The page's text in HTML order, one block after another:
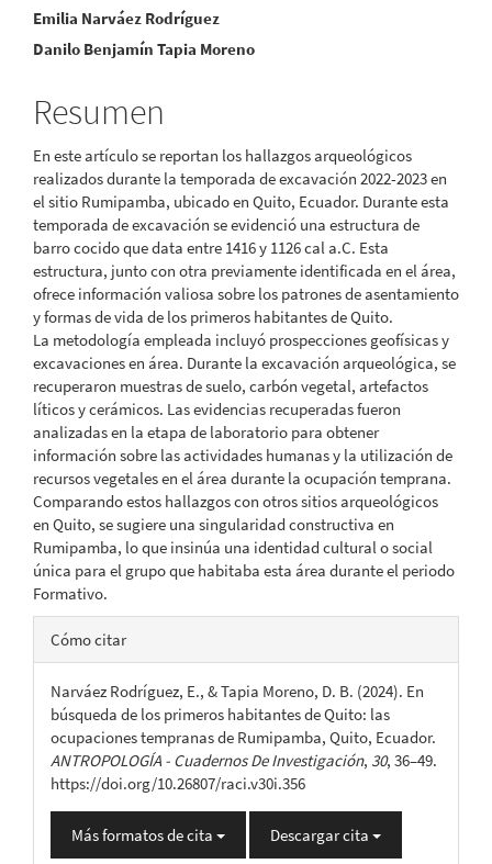
Contenido
principal
del
artículo
Emilia Narváez Rodríguez
Danilo Benjamín Tapia Moreno
Resumen
En este artículo se reportan los hallazgos arqueológicos
realizados durante la temporada de excavación 2022-2023 en
el sitio Rumipamba, ubicado en Quito, Ecuador. Durante esta
temporada de excavación se evidenció una estructura de
barro cocido que data entre 1416 y 1126 cal a.C. Esta
estructura, junto con otra previamente identificada en el área,
ofrece información valiosa sobre los patrones de asentamiento
y formas de vida de los primeros habitantes de Quito.
La metodología empleada incluyó prospecciones geofísicas y
excavaciones en área. Durante la excavación arqueológica, se
recuperaron muestras de suelo, carbón vegetal, artefactos
líticos y cerámicos. Las evidencias recuperadas fueron
analizadas en la etapa de laboratorio para obtener
información sobre las actividades humanas y la utilización de
recursos vegetales en el área durante la ocupación temprana.
Comparando estos hallazgos con otros sitios arqueológicos
en Quito, se sugiere una singularidad constructiva en
Rumipamba, lo que insinúa una identidad cultural o social
única para el grupo que habitaba esta área durante el periodo
Formativo.
Detalles
del
artículo
Cómo citar
Narváez Rodríguez, E., & Tapia Moreno, D. B. (2024). En
búsqueda de los primeros habitantes de Quito: las
ocupaciones tempranas de Rumipamba, Quito, Ecuador.
ANTROPOLOGÍA - Cuadernos De Investigación, 30, 36–49.
https://doi.org/10.26807/raci.v30i.356
Más formatos de cita Descargar cita